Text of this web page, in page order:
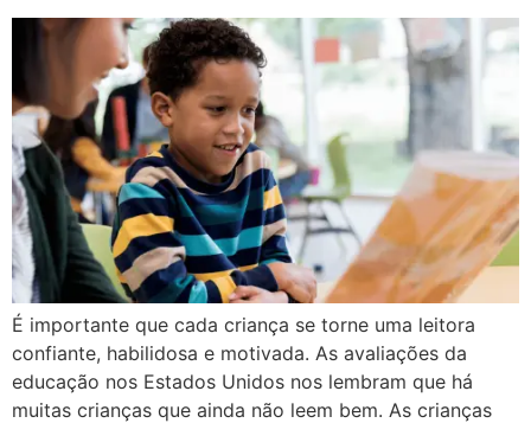
É importante que cada criança se torne uma leitora
confiante, habilidosa e motivada. As avaliações da
educação nos Estados Unidos nos lembram que há
muitas crianças que ainda não leem bem. As crianças